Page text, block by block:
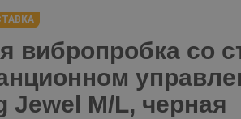
вибропробка со
Jewel M/L, черная